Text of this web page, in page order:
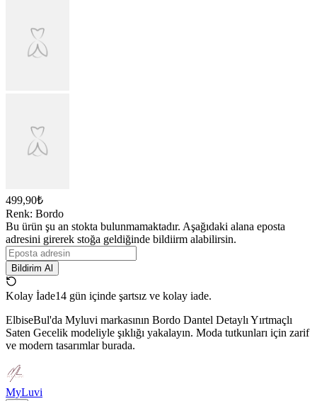
499,90₺
Renk: Bordo
Bu ürün şu an stokta bulunmamaktadır. Aşağıdaki alana eposta
adresini girerek stoğa geldiğinde bildiirm alabilirsin.
Bildirim Al
Kolay İade14 gün içinde şartsız ve kolay iade.
ElbiseBul'da Myluvi markasının Bordo Dantel Detaylı Yırtmaçlı
Saten Gecelik modeliyle şıklığı yakalayın. Moda tutkunları için zarif
ve modern tasarımlar burada.
MyLuvi